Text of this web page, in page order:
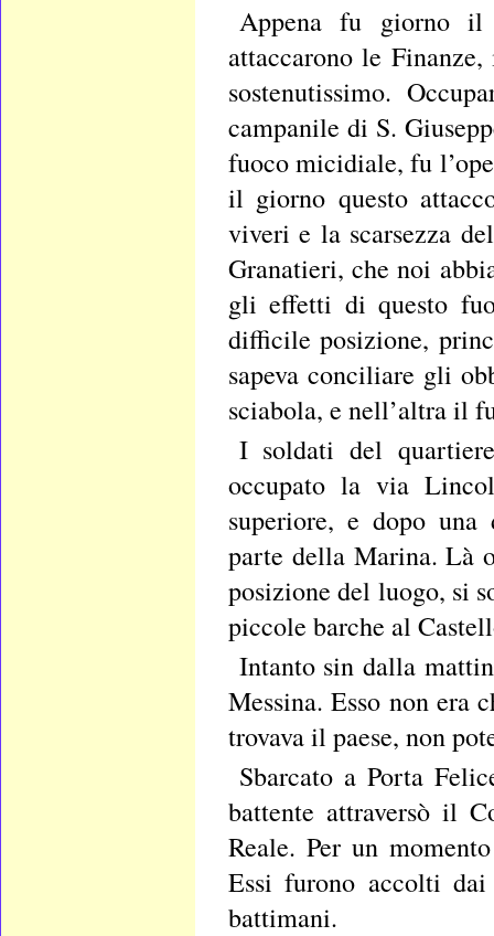
Appena fu giorno
attaccarono le
sostenutissimo.
campanile di S.
fuoco micidiale, fu
il giorno questo
viveri e la scarsezza
Granatieri, che noi
gli effetti di questo
difficile posizione,
sapeva conciliare gli
sciabola, e nell’altra il
I soldati del
occupato la via
superiore, e dopo
parte della Marina. Là
posizione del luogo, si
piccole barche al
Intanto sin dalla
Messina. Esso non era
trovava il paese, non
Sbarcato a Porta
battente attraversò il
Reale. Per un
Essi furono accolti
battimani.